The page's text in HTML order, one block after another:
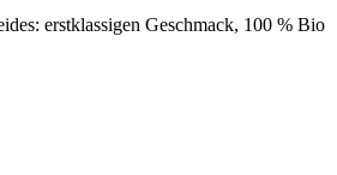
erstklassigen Geschmack, 100 % Bio